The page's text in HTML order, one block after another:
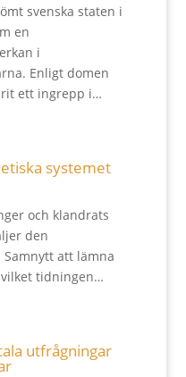
svenska staten i
en
i
Enligt domen
ett ingrepp i…
systemet
och klandrats
den
att lämna
tidningen…
utfrågningar